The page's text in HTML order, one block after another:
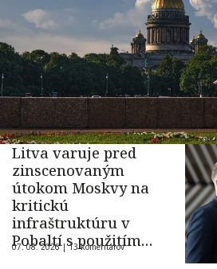
Litva varuje pred
zinscenovaným
útokom Moskvy na
kritickú
infraštruktúru v
Pobaltí s použitím
ukrajinského dronu
07. 08. 2026 |13 komentárov